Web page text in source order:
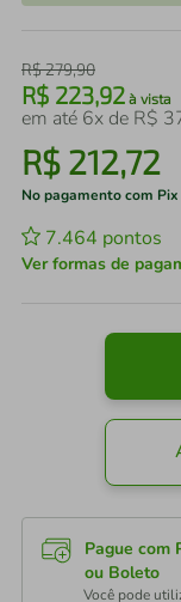
R$279,90
R$ 223,92 à vista
em até 6x de R$
R$ 212,72
No pagamento com Pix
7.464 pontos
Ver formas de
Pague com
ou Boleto
Você pode